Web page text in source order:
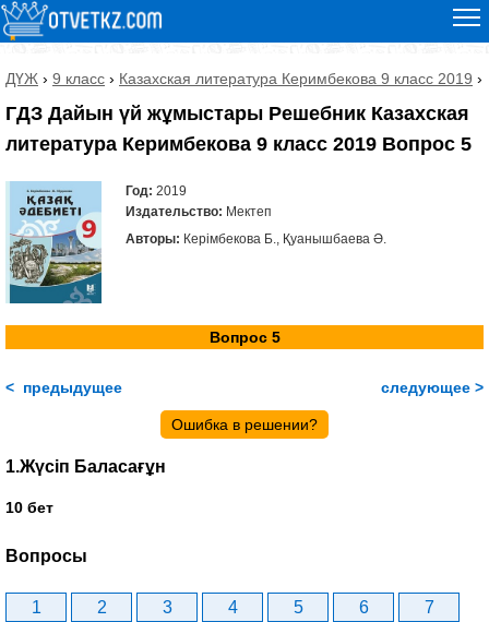
ДҮЖ › 9 класс › Казахская литература Керимбекова 9 класс 2019 ›
ГДЗ Дайын үй жұмыстары Решебник Казахская
литература Керимбекова 9 класс 2019 Вопрос 5
Год: 2019
Издательство: Мектеп
Авторы: Керімбекова Б., Қуанышбаева Ә.
Вопрос 5
< предыдущее следующее >
Ошибка в решении?
1.Жүсіп Баласағұн
10 бет
Вопросы
1 2 3 4 5 6
7